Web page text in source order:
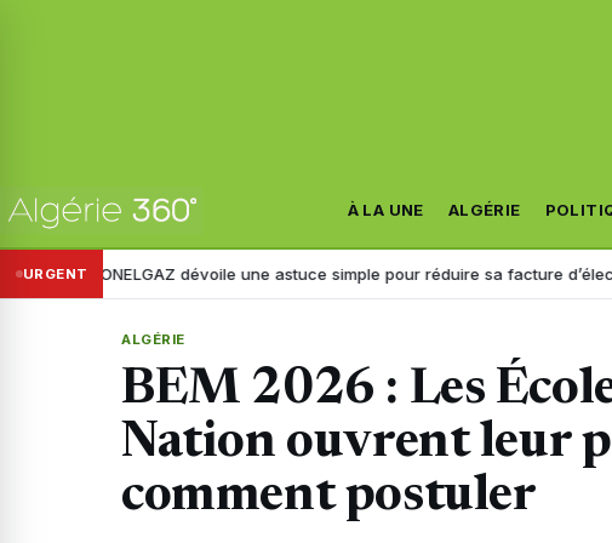
À LA UNE ALGÉRIE
URGENT dévoile une astuce simple pour réduire sa facture d’électricité Il
ALGÉRIE
BEM 2026 : Les
Nation ouvrent leur
comment postuler